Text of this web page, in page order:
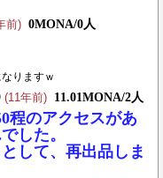
前) 0MONA/0人
りますｗ
(11年前) 11.01MONA/2人
程のアクセスがあ
した。
して、再出品しま